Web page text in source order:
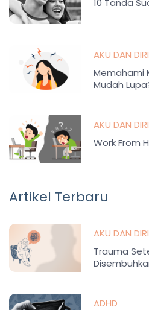
AKU DAN
Memahami
Mudah
AKU DAN
Work From
Artikel Terbaru
AKU DAN
Trauma
ADHD